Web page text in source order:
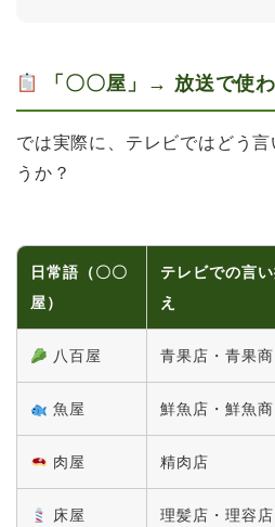
「〇〇屋」→ 放送で使
では実際に、テレビではどう
うか？
日常語（〇〇
屋）
テレビでの言
え
八百屋 青果店・青果商
魚屋 鮮魚店・鮮魚商
肉屋 精肉店
床屋 理髪店・理容店